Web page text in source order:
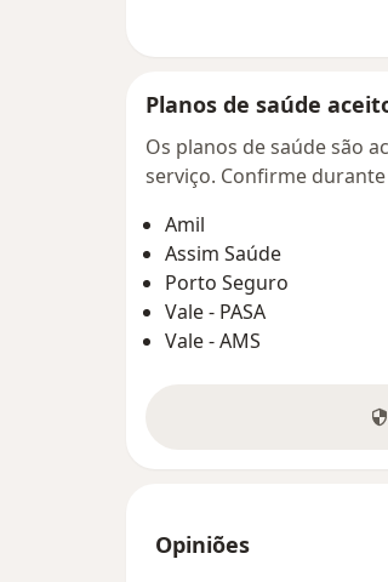
Planos de saúde
Os planos de saúde são
serviço. Confirme
Amil
Assim Saúde
Porto Seguro
Vale - PASA
Vale - AMS
Opiniões